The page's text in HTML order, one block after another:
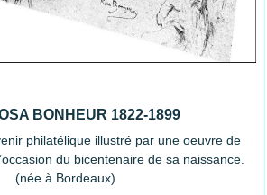
BONHEUR 1822-1899
philatélique illustré par une oeuvre de
du bicentenaire de sa naissance.
(née à Bordeaux)